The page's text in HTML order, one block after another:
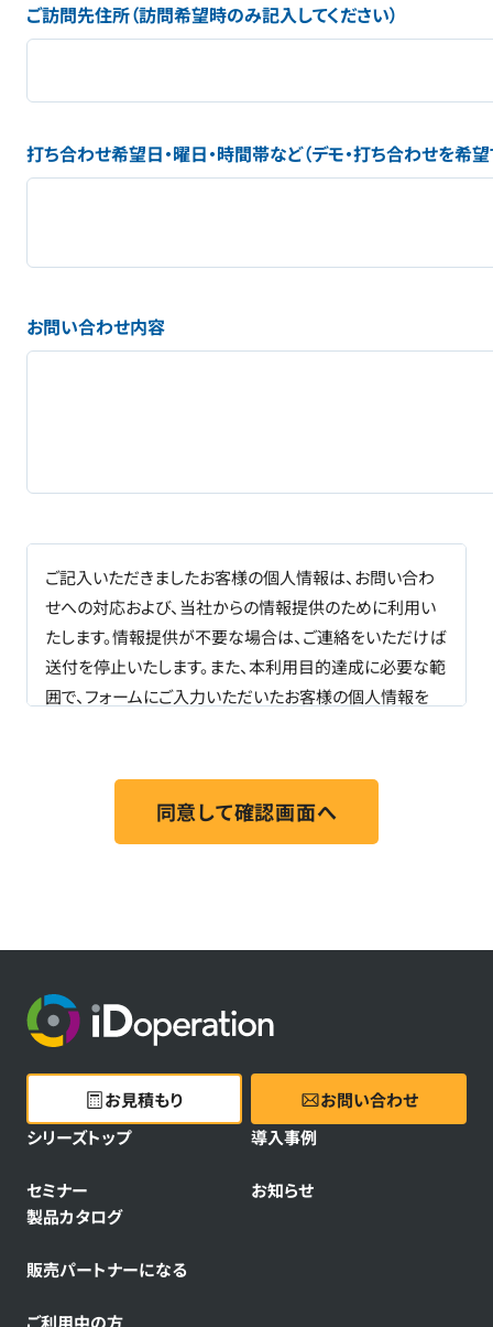
ご訪問先住所（訪問希望時のみ記入してください）
打ち合わせ希望日・曜日・時間帯など（デモ・打ち合わせを希
お問い合わせ内容
ご記入いただきましたお客様の個人情報は、お問い合わ
せへの対応および、当社からの情報提供のために利用い
たします。情報提供が不要な場合は、ご連絡をいただけば
送付を停止いたします。また、本利用目的達成に必要な範
囲で、フォームにご入力いただいたお客様の個人情報を
取り扱いに関しましては、NTTテクノクロス株式会社の
「個人情報保護方針」に基づき適切に管理いたします。ま
た、当社のウェブサイトでは、Cookieを用いて閲覧履歴と
お見積もり
お問い合わせ
シリーズトップ
導入事例
セミナー
お知らせ
製品カタログ
販売パートナーになる
ご利用中の方